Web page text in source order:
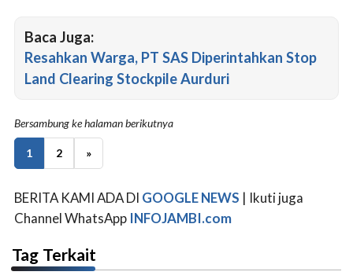
Baca Juga:
Resahkan Warga, PT SAS Diperintahkan Stop
Land Clearing Stockpile Aurduri
Bersambung ke halaman berikutnya
1 2 »
BERITA KAMI ADA DI GOOGLE NEWS | Ikuti juga
Channel WhatsApp INFOJAMBI.com
Tag Terkait